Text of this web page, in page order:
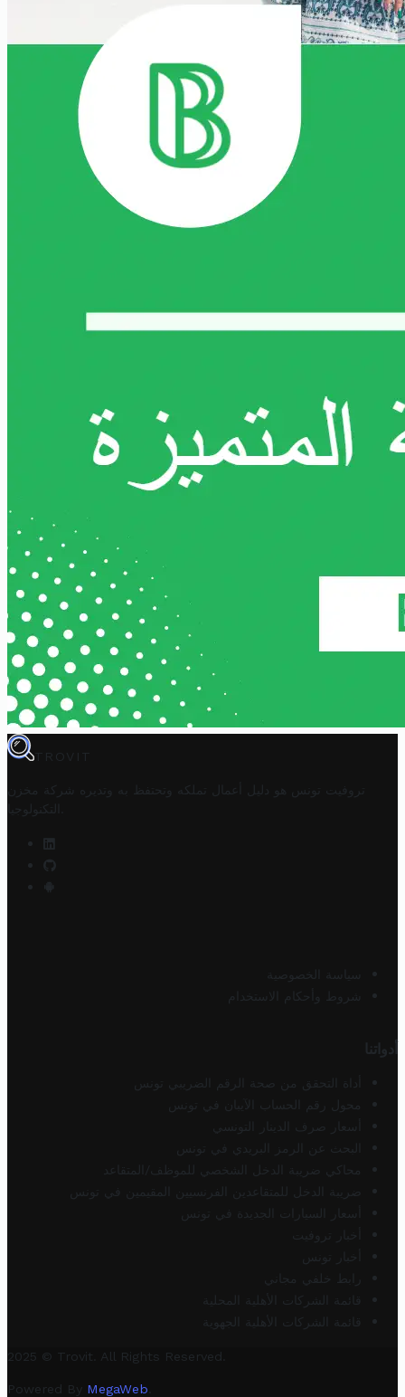
TROVIT
تروفيت تونس هو دليل أعمال تملكه وتحتفظ به وتديره
شركة مخزن
التكنولوجيا
سياسة الخصوصية
شروط وأحكام الاستخدام
أدواتنا
أداة التحقق من صحة الرقم الضريبي تونس
محول رقم الحساب الآيبان في تونس
أسعار صرف الدينار التونسي
البحث عن الرمز البريدي في تونس
محاكي ضريبة الدخل الشخصي للموظف/المتقاعد
ضريبة الدخل للمتقاعدين الفرنسيين المقيمين في تونس
أسعار السيارات الجديدة في تونس
أخبار تروفيت
أخبار تونس
رابط خلفي مجاني
قائمة الشركات الأهلية المحلية
قائمة الشركات الأهلية الجهوية
2025 © Trovit. All Rights Reserved.
Powered By MegaWeb